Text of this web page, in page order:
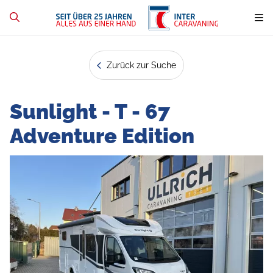
Zurück zur Suche
Sunlight - T - 67
Adventure Edition